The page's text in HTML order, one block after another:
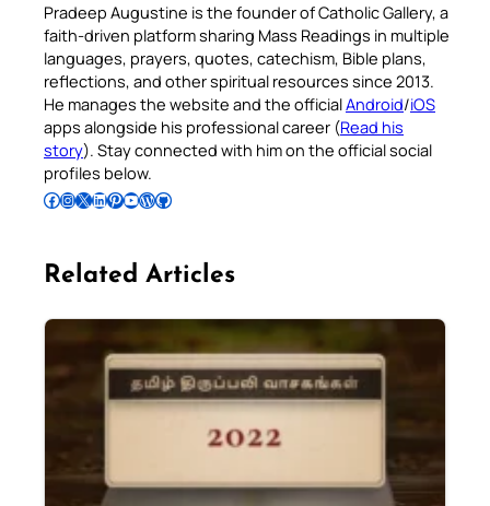
Pradeep Augustine is the founder of Catholic Gallery, a
faith-driven platform sharing Mass Readings in multiple
languages, prayers, quotes, catechism, Bible plans,
reflections, and other spiritual resources since 2013.
He manages the website and the officialAndroid/iOS
apps alongside his professional career (Read his
story). Stay connected with him on the official social
profiles below.
Follow Pradeep on Facebook Follow Pradeep on InstagramFollow Pradeep on X Follow Pradeep on LinkedIn Follow Pradeep on Pinterest Subscribe to Pradeep’s Youtube Channel Follow Pradeep on WordPress Follow Pradeep on GitHub
Related Articles